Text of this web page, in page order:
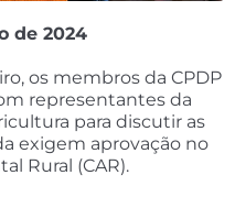
de 2024
os membros da CPDP
representantes da
para discutir as
exigem aprovação no
Rural (CAR).